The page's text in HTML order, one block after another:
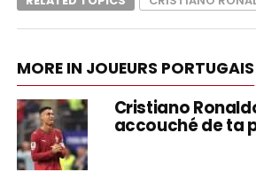
MORE IN JOUEURS PORTUGAIS
Cristiano
accouché de ta